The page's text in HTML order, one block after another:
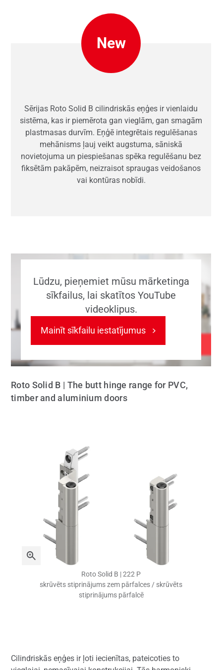
New
Sērijas Roto Solid B cilindriskās eņģes ir vienlaidu
sistēma, kas ir piemērota gan vieglām, gan smagām
plastmasas durvīm. Eņģē integrētais regulēšanas
mehānisms ļauj veikt augstuma, sāniskā
novietojuma un piespiešanas spēka regulēšanu bez
fiksētām pakāpēm, neizraisot spraugas veidošanos
vai kontūras nobīdi.
Lūdzu, pieņemiet mūsu mārketinga
sīkfailus, lai skatītos YouTube
videoklipus.
Mainīt sīkfailu iestatījumus
Roto Solid B | The butt hinge range for PVC,
timber and aluminium doors
Roto Solid B | 222 P
skrūvēts stiprinājums zem pārfalces / skrūvēts
stiprinājums pārfalcē
Cilindriskās eņģes ir ļoti iecienītas, pateicoties to